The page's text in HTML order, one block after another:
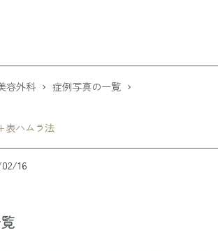
容外科 症例写真の一覧
表ハムラ法
16